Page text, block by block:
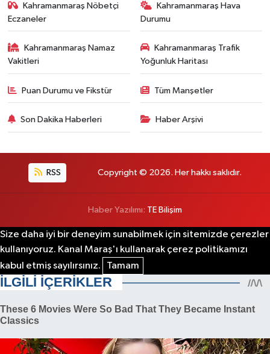
Kahramanmaraş Nöbetçi
Eczaneler
Kahramanmaraş Hava
Durumu
Kahramanmaraş Namaz
Vakitleri
Kahramanmaraş Trafik
Yoğunluk Haritası
Puan Durumu ve Fikstür Tüm Manşetler
Son Dakika Haberleri Haber Arşivi
RSS Copyright © 2026. Her hakkı saklıdır.
Haber Yazılımı: TE Bilişim
Size daha iyi bir deneyim sunabilmek için sitemizde çerezler
kullanıyoruz. Kanal Maraş'ı kullanarak çerez politikamızı
kabul etmiş sayılırsınız.
Tamam